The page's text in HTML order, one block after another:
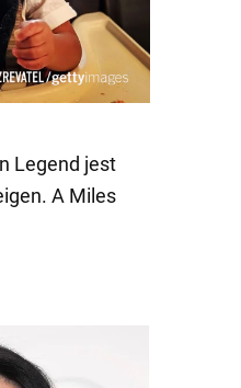
Legend jest
A Miles